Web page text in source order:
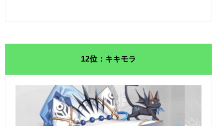
12位：キキモラ